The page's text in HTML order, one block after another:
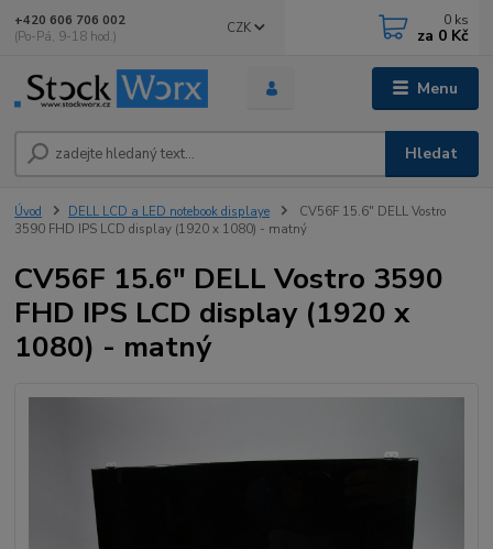
Menu
CZK
Hledat
+420 606 706 002
(Po-Pá, 9-18 hod.)
0 ks
za 0 Kč
Úvod DELL LCD a LED notebook displaye
CV56F 15.6" DELL Vostro
3590 FHD IPS LCD display (1920 x 1080) - matný
CV56F 15.6" DELL Vostro 3590
FHD IPS LCD display (1920 x
1080) - matný